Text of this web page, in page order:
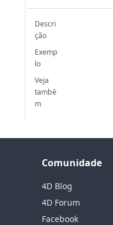
Descri
ção
Exemp
lo
Veja
també
m
Comunidade
4D Blog
4D Forum
Facebook